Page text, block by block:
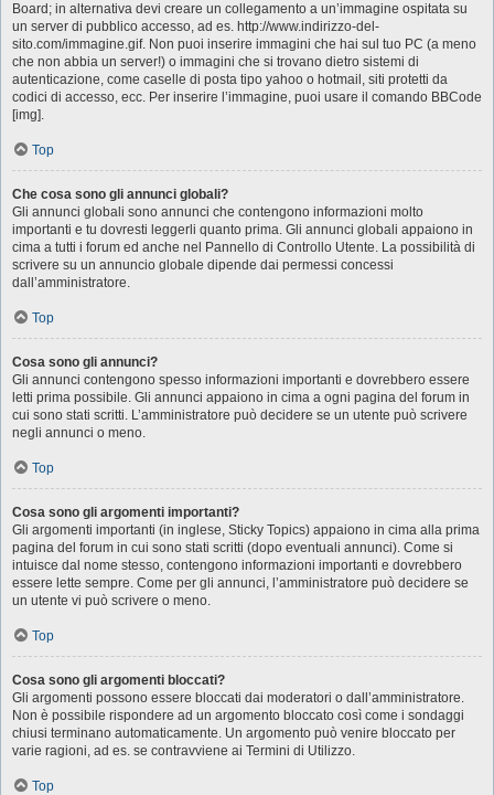
Board; in alternativa devi creare un collegamento a un’immagine ospitata su
un server di pubblico accesso, ad es. http://www.indirizzo-del-
sito.com/immagine.gif. Non puoi inserire immagini che hai sul tuo PC (a meno
che non abbia un server!) o immagini che si trovano dietro sistemi di
autenticazione, come caselle di posta tipo yahoo o hotmail, siti protetti da
codici di accesso, ecc. Per inserire l’immagine, puoi usare il comando BBCode
[img].
Top
Che cosa sono gli annunci globali?
Gli annunci globali sono annunci che contengono informazioni molto
importanti e tu dovresti leggerli quanto prima. Gli annunci globali appaiono in
cima a tutti i forum ed anche nel Pannello di Controllo Utente. La possibilità di
scrivere su un annuncio globale dipende dai permessi concessi
dall’amministratore.
Top
Cosa sono gli annunci?
Gli annunci contengono spesso informazioni importanti e dovrebbero essere
letti prima possibile. Gli annunci appaiono in cima a ogni pagina del forum in
cui sono stati scritti. L’amministratore può decidere se un utente può scrivere
negli annunci o meno.
Top
Cosa sono gli argomenti importanti?
Gli argomenti importanti (in inglese, Sticky Topics) appaiono in cima alla prima
pagina del forum in cui sono stati scritti (dopo eventuali annunci). Come si
intuisce dal nome stesso, contengono informazioni importanti e dovrebbero
essere lette sempre. Come per gli annunci, l’amministratore può decidere se
un utente vi può scrivere o meno.
Top
Cosa sono gli argomenti bloccati?
Gli argomenti possono essere bloccati dai moderatori o dall’amministratore.
Non è possibile rispondere ad un argomento bloccato così come i sondaggi
chiusi terminano automaticamente. Un argomento può venire bloccato per
varie ragioni, ad es. se contravviene ai Termini di Utilizzo.
Top